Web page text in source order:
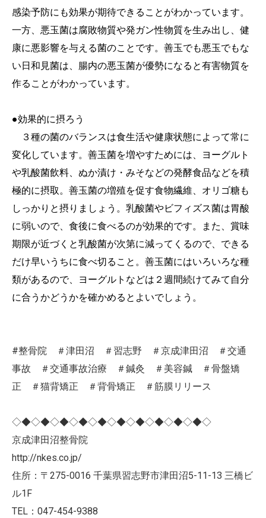
感染予防にも効果が期待できることがわかっています。
一方、悪玉菌は腐敗物質や発ガン性物質を生み出し、健
康に悪影響を与える菌のことです。善玉でも悪玉でもな
い日和見菌は、腸内の悪玉菌が優勢になると有害物質を
作ることがわかっています。
●効果的に摂ろう
３種の菌のバランスは食生活や健康状態によって常に
変化しています。善玉菌を増やすためには、ヨーグルト
や乳酸菌飲料、ぬか漬け・みそなどの発酵食品などを積
極的に摂取。善玉菌の増殖を促す食物繊維、オリゴ糖も
しっかりと摂りましょう。乳酸菌やビフィズス菌は胃酸
に弱いので、食後に食べるのが効果的です。また、賞味
期限が近づくと乳酸菌が次第に減ってくるので、できる
だけ早いうちに食べ切ること。善玉菌にはいろいろな種
類があるので、ヨーグルトなどは２週間続けてみて自分
に合うかどうかを確かめるとよいでしょう。
#整骨院 ＃津田沼 ＃習志野 ＃京成津田沼 ＃交通
事故 ＃交通事故治療 ＃鍼灸 ＃美容鍼 ＃骨盤矯
正 ＃猫背矯正 ＃背骨矯正 ＃筋膜リリース
◇◆◇◆◇◆◇◆◇◆◇◆◇◆◇◆◇◆◇◆◇
京成津田沼整骨院
http://nkes.co.jp/
住所：〒275-0016 千葉県習志野市津田沼5-11-13 三橋ビ
ル1F
TEL：047-454-9388